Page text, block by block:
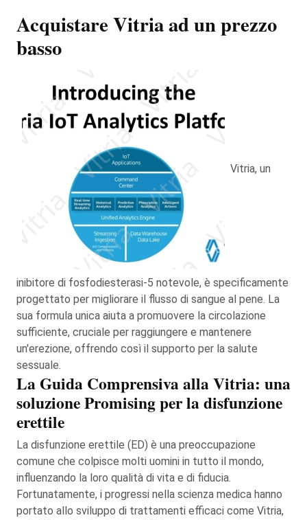
Acquistare Vitria ad un prezzo
basso
Vitria, un
inibitore di fosfodiesterasi-5 notevole, è specificamente
progettato per migliorare il flusso di sangue al pene. La
sua formula unica aiuta a promuovere la circolazione
sufficiente, cruciale per raggiungere e mantenere
un'erezione, offrendo così il supporto per la salute
sessuale.
La Guida Comprensiva alla Vitria: una
soluzione Promising per la disfunzione
erettile
La disfunzione erettile (ED) è una preoccupazione
comune che colpisce molti uomini in tutto il mondo,
influenzando la loro qualità di vita e di fiducia.
Fortunatamente, i progressi nella scienza medica hanno
portato allo sviluppo di trattamenti efficaci come Vitria,